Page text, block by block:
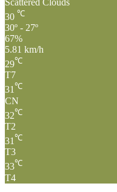
30 ℃
30º - 27º
67%
5.81 km/h
29℃
T7
31℃
CN
32℃
T2
31 ℃
T3
33℃
T4